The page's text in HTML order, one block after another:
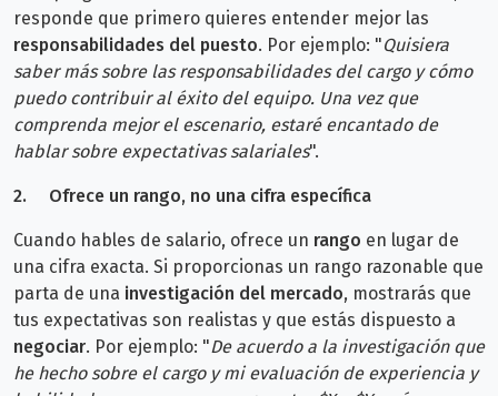
responde que primero quieres entender mejor las
responsabilidades del puesto. Por ejemplo: "Quisiera
saber más sobre las responsabilidades del cargo y cómo
puedo contribuir al éxito del equipo. Una vez que
comprenda mejor el escenario, estaré encantado de
hablar sobre expectativas salariales".
2. Ofrece un rango, no una cifra específica
Cuando hables de salario, ofrece un rango en lugar de
una cifra exacta. Si proporcionas un rango razonable que
parta de una investigación del mercado, mostrarás que
tus expectativas son realistas y que estás dispuesto a
negociar. Por ejemplo: "De acuerdo a la investigación que
he hecho sobre el cargo y mi evaluación de experiencia y